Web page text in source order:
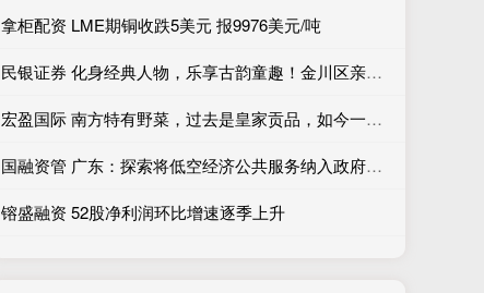
拿柜配资 LME期铜收跌5美元 报9976美元/吨
民银证券 化身经典人物，乐享古韵童趣！金川区亲子文化闯关活动即将开启_沙井_中华_传统
宏盈国际 南方特有野菜，过去是皇家贡品，如今一斤近千元，遇到要珍惜
国融资管 广东：探索将低空经济公共服务纳入政府购买服务相关目录范围
镕盛融资 52股净利润环比增速逐季上升